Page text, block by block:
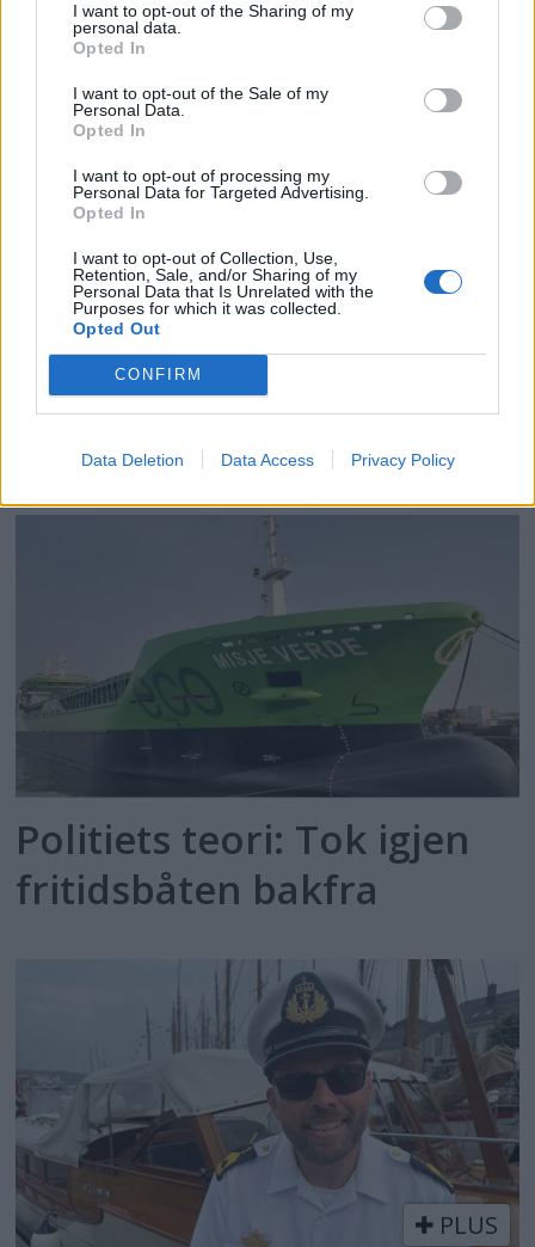
I want to opt-out of the Sharing of my
personal data.
Opted In
I want to opt-out of the Sale of my
Personal Data.
Opted In
I want to opt-out of processing my
Personal Data for Targeted Advertising.
Opted In
I want to opt-out of Collection, Use,
Retention, Sale, and/or Sharing of my
Personal Data that Is Unrelated with the
Purposes for which it was collected.
Opted Out
CONFIRM
Data Deletion Data Access Privacy Policy
Motorbåtdefilering i Risør
Satser på Sting, øker
salget
Politiets teori: Tok igjen
fritidsbåten bakfra
PLUS